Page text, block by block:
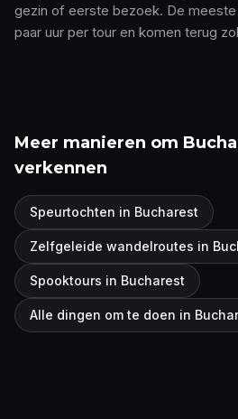
gezin of eerste bezoek. De
paar uur per tour en komen terug
Meer manieren om
verkennen
Speurtochten in Bucharest
Zelfgeleide wandelroutes in
Spooktours in Bucharest
Alle dingen om te doen in